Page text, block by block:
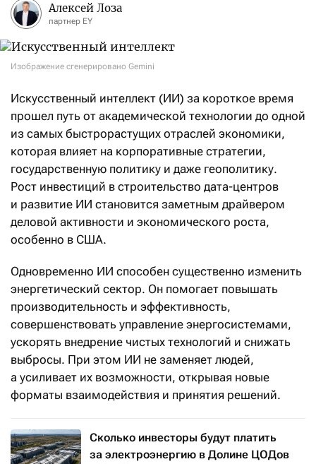
Алексей Лоза
партнер EY
Изображение сгенерировано Gemini
Искусственный интеллект (ИИ) за короткое время
прошел путь от академической технологии до одной
из самых быстрорастущих отраслей экономики,
которая влияет на корпоративные стратегии,
государственную политику и даже геополитику.
Рост инвестиций в строительство дата-центров
и развитие ИИ становится заметным драйвером
деловой активности и экономического роста,
особенно в США.
Одновременно ИИ способен существенно изменить
энергетический сектор. Он помогает повышать
производительность и эффективность,
совершенствовать управление энергосистемами,
ускорять внедрение чистых технологий и снижать
выбросы. При этом ИИ не заменяет людей,
а усиливает их возможности, открывая новые
форматы взаимодействия и принятия решений.
Сколько инвесторы будут платить
за электроэнергию в Долине ЦОДов